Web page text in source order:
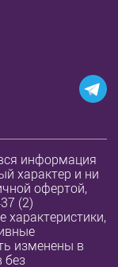
информация
характер и ни
офертой,
(2)
характеристики,
изменены в
без